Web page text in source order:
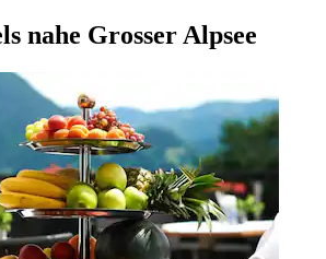
nahe Grosser Alpsee